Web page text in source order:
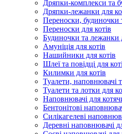
Дряпки-комплекси та
Дряпки-лежанки для
Переноски, будиночки
Переноски для котів
Будиночки та лежанки
Амуніція для котів
Нашийники для котів
Шлеї та повідці для
Килимки для котів
Туалети, наповнювачі
Туалети та лотки для
Наповнювачі для
Бентонітові
Силікагелеві
Деревні наповнювачі